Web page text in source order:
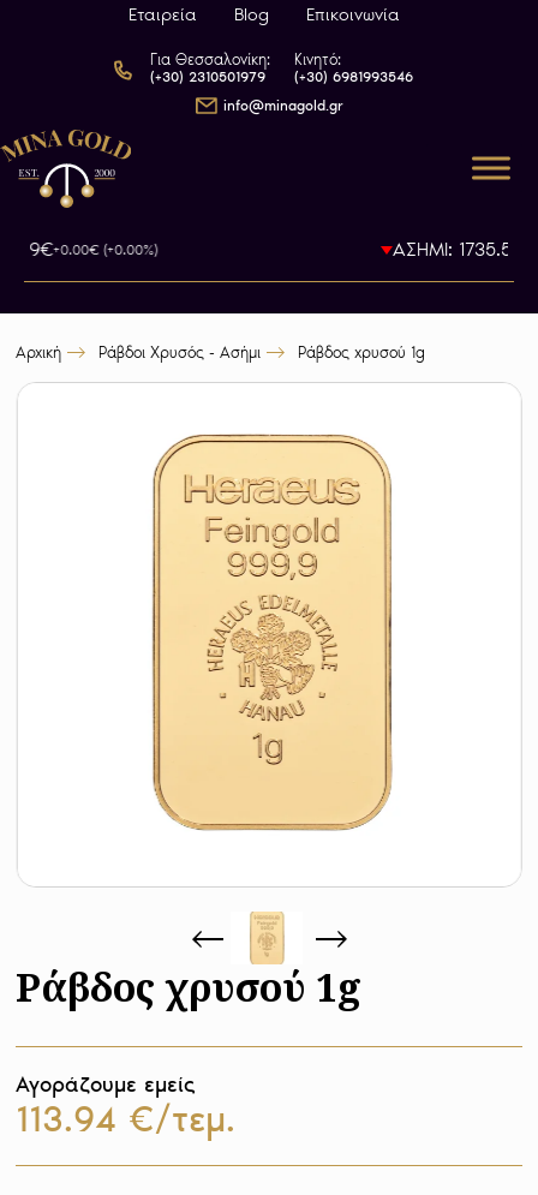
Εταιρεία Blog Επικοινωνία
Για Θεσσαλονίκη:
(+30) 2310501979
Κινητό:
(+30) 6981993546
info@minagold.gr
+0.00€ (+0.00%) ΑΣΗΜΙ: 1735.5€
Αρχική Ράβδοι Χρυσός - Ασήμι Ράβδος χρυσού 1g
Ράβδος χρυσού 1g
Αγοράζουμε εμείς
113.94 €/τεμ.